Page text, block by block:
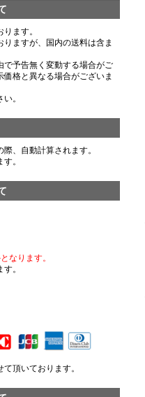
ます。
ますが、国内の送料は含ま
で予告無く変動する場合がご
格と異なる場合がございま
。
、自動計算されます。
。
なります。
。
頂いております。